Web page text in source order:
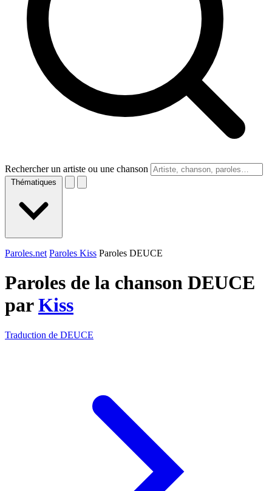
Rechercher un artiste ou une chanson
Thématiques
Paroles.net Paroles Kiss Paroles DEUCE
Paroles de la chanson DEUCE
parKiss
Traduction de DEUCE